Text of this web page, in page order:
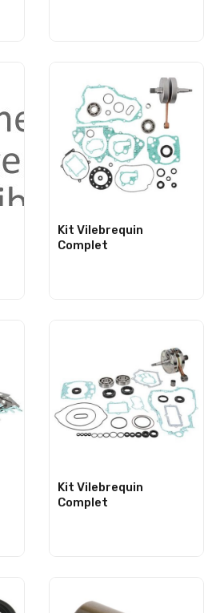
Kit Vilebrequin
Complet
Kit Vilebrequin
Complet